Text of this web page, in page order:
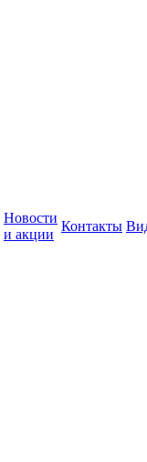
Новости
и акции
Контакты